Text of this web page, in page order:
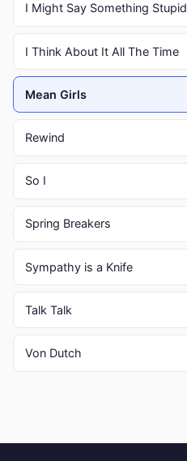
I Might Say Something Stupid
I Think About It All The Time
Mean Girls
Rewind
So I
Spring Breakers
Sympathy is a Knife
Talk Talk
Von Dutch